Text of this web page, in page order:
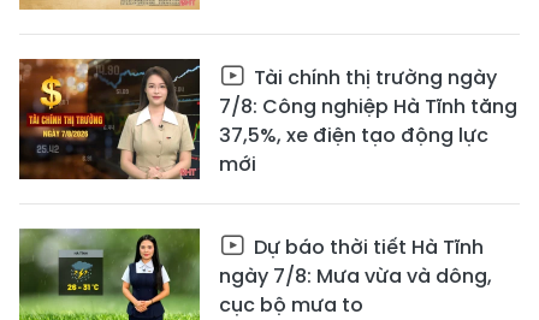
Tài chính thị trường ngày
7/8: Công nghiệp Hà Tĩnh tăng
37,5%, xe điện tạo động lực
mới
Dự báo thời tiết Hà Tĩnh
ngày 7/8: Mưa vừa và dông,
cục bộ mưa to